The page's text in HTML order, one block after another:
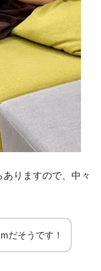
りますので、中々
だそうです！